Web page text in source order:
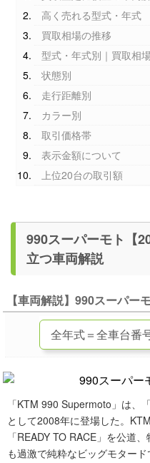
高く売れる型式・年式
買取相場の推移
型式・年式別｜買取相
状態別
走行距離別
カラー別
取引価格帯
表示金額について
上位20台の取引額
990スーパーモト【2008～12
立つ車両解説
【車両解説】990スーパー
「KTM 990 Supermoto」は、
として2008年に登場した。
「READY TO RACE」を公道
も過激で純粋なビッグモター